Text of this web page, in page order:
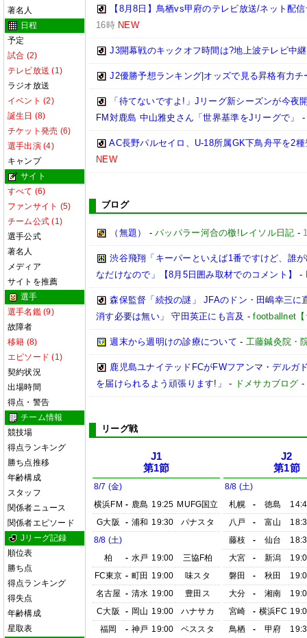
著名人
日程
予定
試合 (2)
テレビ放送 (1)
ラジオ放送
イベント (2)
誕生日 (8)
チケット発売 (6)
選手出演 (4)
キャンプ
サイト
すべて (6)
ファンサイト (5)
チーム公式 (1)
選手公式
著名人
メディア
サイトを推薦
選手
選手名鑑 (9)
故障者
移籍 (8)
エピソード (1)
契約状況
出場時間
得点・警告
チーム情報
競技場
得点ランキング
勝ち点推移
年齢構成
スタッフ
関係者ニュース
関係者エピソード
Jリーグ記録
順位表
勝ち点
得点ランキング
得失点
年齢構成
星取表
【8月8日】鳥栖vs甲府のテレビ放送/ネット配
16時 NEW
J3開幕戦のキックオフ時間は?地上波テレビ中
J2優勝予想ランキング|オッズで見る昇格有力チ
「待てないですよ!」Jリーグ新シーズンが今
FM対鹿島 中山雅史さん「世界基準をJリーグで」
AC長野パルセイロ、U-18所属GK下鳥舟平を2種
NEW
ブログ
（無題） -パッパラー河合の檄!レイソル日記 -
渋谷飛翔「キーパーといえば1番ですけど、誰
なだけなので」【8月5日囲み取材でのコメント】
-
森保監督「続投の謎」 JFAのドン・田嶋幸三
消す必要は無い」 守田英正にも言及 -footballnet
週末から週明けの診療について - 工藤鍼灸院・
鹿児島ユナイテッドFCがFWフアンマ・デルガ
を届けられるよう頑張ります!」
- ドメサカブログ -
リーグ戦
J1
第1節
8/7 (金)
横浜FM - 鹿島 19:25 MUFG国立
G大阪
- 浦和 19:30
パナスタ
8/8 (土)
柏
- 水戸 19:00
三協F柏
FC東京 - 町田 19:00
味スタ
名古屋 - 清水 19:00
豊田ス
C大阪
- 岡山 19:00
ハナサカ
福岡
- 神戸 19:00
ベススタ
J2
第1節
8/8 (土)
札幌
- 徳島
八戸
- 富山
藤枝
- 仙台
大宮
- 新潟
磐田
- 秋田
大分
- 湘南
宮崎
- 横浜FC
鳥栖
- 甲府